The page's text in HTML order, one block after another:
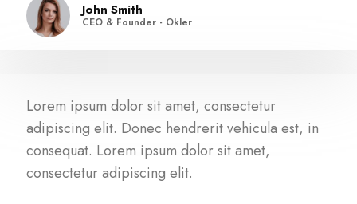
John Smith
CEO & Founder - Okler
Lorem ipsum dolor sit amet, consectetur
adipiscing elit. Donec hendrerit vehicula est, in
consequat. Lorem ipsum dolor sit amet,
consectetur adipiscing elit.